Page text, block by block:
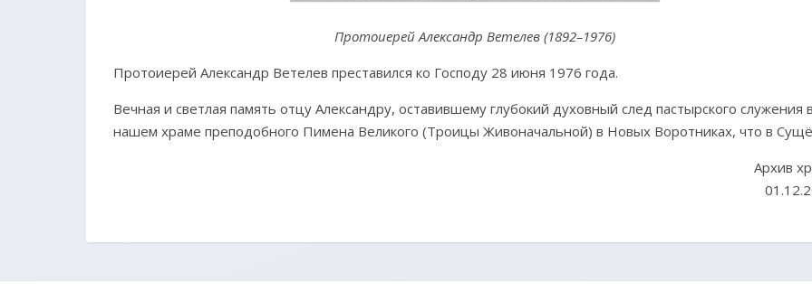
Протоиерей Александр Ветелев (1892–1976)
Протоиерей Александр Ветелев преставился ко Господу 28 июня 1976 года.
Вечная и светлая память отцу Александру, оставившему глубокий духовный след пастырского служения
нашем храме преподобного Пимена Великого (Троицы Живоначальной) в Новых Воротниках, что в
Архив